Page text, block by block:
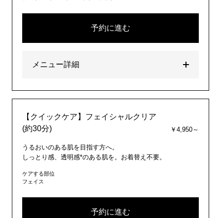
予約に進む
メニュー詳細
【クイックケア】フェイシャルクリア
(約30分)
￥4,950～
うるおいのある肌を目指す方へ。
しっとり感、透明感*のある肌を。お着替え不要。
ケアする部位
フェイス
予約に進む